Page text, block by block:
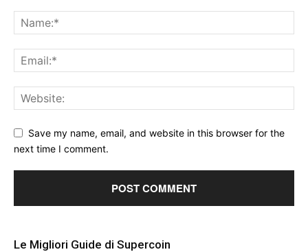
Save my name, email, and website in this browser for the
next time I comment.
Le Migliori Guide di Supercoin